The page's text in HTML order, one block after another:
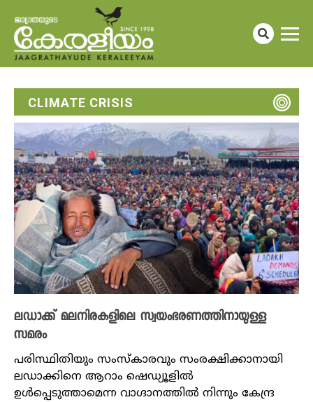
CLIMATE CRISIS
ലഡാക്ക് മലനിരകളിലെ സ്വയംഭരണത്തിനായുള്ള
സമരം
പരിസ്ഥിതിയും സംസ്കാരവും സംരക്ഷിക്കാനായി
ലഡാക്കിനെ ആറാം ഷെഡ്യൂളില്‍
ഉള്‍പ്പെടുത്താമെന്ന വാഗ്ദാനത്തില്‍ നിന്നും കേന്ദ്ര